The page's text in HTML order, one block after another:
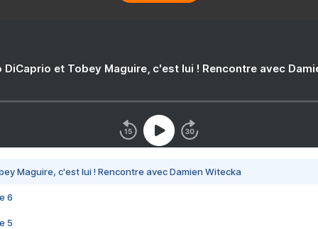
DiCaprio et Tobey Maguire, c'est lui ! Rencontre avec
Maguire, c'est lui ! Rencontre avec Damien Witecka
6
5